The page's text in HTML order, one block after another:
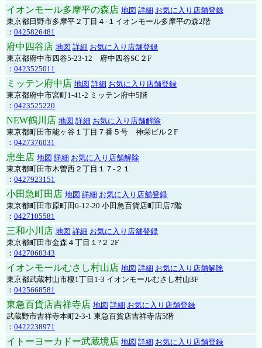
イオンモール多摩平の森店 地図 詳細 お気に入り店舗登録
東京都日野市多摩平２丁目４-１イオンモール多摩平の森2階
： 0425826481
府中四谷店 地図 詳細 お気に入り店舗登録
東京都府中市四谷5-23-12 府中四谷SC２F
： 0423525011
ミッテン府中店 地図 詳細 お気に入り店舗登録
東京都府中市宮町1-41-2 ミッテン府中5階
： 0423525220
NEW鶴川店 地図 詳細 お気に入り店舗解除
東京都町田市能ヶ谷１丁目７番５号 神栄ビル２F
： 0427376031
忠生店 地図 詳細 お気に入り店舗解除
東京都町田市木曽西２丁目１７-２１
： 0427923151
小田急町田店 地図 詳細 お気に入り店舗登録
東京都町田市原町田6-12-20 小田急百貨店町田店7階
： 0427105581
三和小川店 地図 詳細 お気に入り店舗登録
東京都町田市金森４丁目１?２ 2F
： 0427068343
イオンモールむさし村山店 地図 詳細 お気に入り店舗解除
東京都武蔵村山市榎1丁目1-3 イオンモールむさし村山3F
： 0425668581
東急百貨店吉祥寺店 地図 詳細 お気に入り店舗登録
武蔵野市吉祥寺本町2-3-1 東急百貨店吉祥寺店5階
： 0422238971
イトーヨーカドー武蔵境店 地図 詳細 お気に入り店舗登録